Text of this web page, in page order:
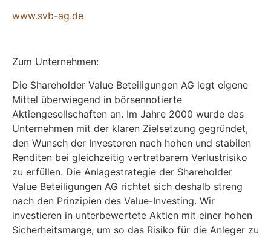
www.svb-ag.de
Zum Unternehmen:
Die Shareholder Value Beteiligungen AG legt eigene
Mittel überwiegend in börsennotierte
Aktiengesellschaften an. Im Jahre 2000 wurde das
Unternehmen mit der klaren Zielsetzung gegründet,
den Wunsch der Investoren nach hohen und stabilen
Renditen bei gleichzeitig vertretbarem Verlustrisiko
zu erfüllen. Die Anlagestrategie der Shareholder
Value Beteiligungen AG richtet sich deshalb streng
nach den Prinzipien des Value-Investing. Wir
investieren in unterbewertete Aktien mit einer hohen
Sicherheitsmarge, um so das Risiko für die Anleger zu